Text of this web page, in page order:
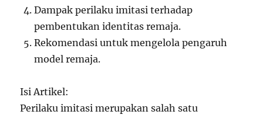
Dampak perilaku imitasi terhadap
pembentukan identitas remaja.
Rekomendasi untuk mengelola pengaruh
model remaja.
Isi Artikel:
Perilaku imitasi merupakan salah satu